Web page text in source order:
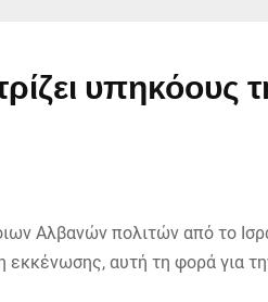
υπηκόους
Αλβανών πολιτών από το
εκκένωσης, αυτή τη φορά για